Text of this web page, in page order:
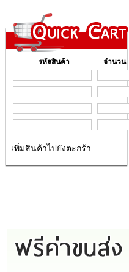
รหัสสินค้า จำนวน
เพิ่มสินค้าไปยังตะกร้า